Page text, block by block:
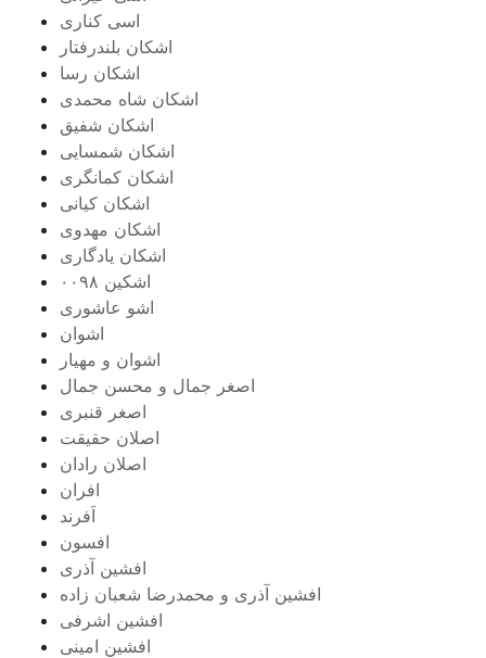
اسی کناری
اشکان بلندرفتار
اشکان رسا
اشکان شاه محمدی
اشکان شفیق
اشکان شمسایی
اشکان‌ کمانگری
اشکان کیانی
اشکان مهدوی
اشکان یادگاری
اشکین ۰۰۹۸
اشو عاشوری
اشوان
اشوان و مهیار
اصغر جمال و محسن جمال
اصغر قنبری
اصلان حقیقت
اصلان رادان
افران
اَفرند
افسون
افشین آذری
افشین آذری و محمدرضا شعبان زاده
افشین اشرفی
افشین امینی